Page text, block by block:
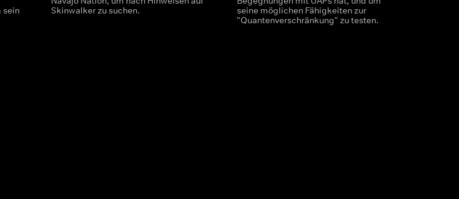
sein
Skinwalker zu suchen.
seine möglichen Fähigkeiten zur
"Quantenverschränkung" zu testen.